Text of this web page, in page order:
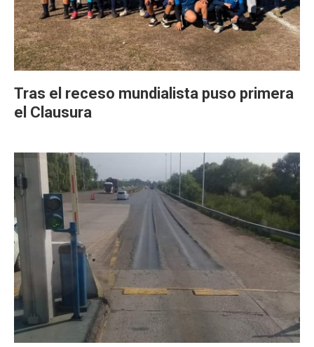
Tras el receso mundialista puso primera
el Clausura